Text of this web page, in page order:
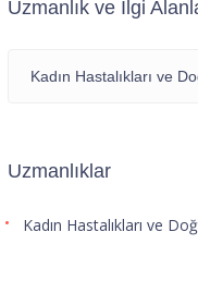
Uzmanlık ve İlgi
Kadın Hastalıkları ve
Uzmanlıklar
Kadın Hastalıkları ve